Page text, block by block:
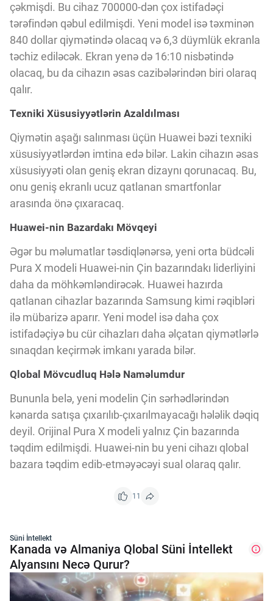
Vizyoner Baxışı
Innovasiya Bələdçisi
Gələcəyin Təhlili
Podkastlar
çəkmişdi. Bu cihaz 700000-dən çox istifadəçi
tərəfindən qəbul edilmişdi. Yeni model isə təxminən
840 dollar qiymətində olacaq və 6,3 düymlük ekranla
təchiz ediləcək. Ekran yenə də 16:10 nisbətində
olacaq, bu da cihazın əsas cazibələrindən biri olaraq
qalır.
Texniki Xüsusiyyətlərin Azaldılması
Qiymətin aşağı salınması üçün Huawei bəzi texniki
xüsusiyyətlərdən imtina edə bilər. Lakin cihazın əsas
xüsusiyyəti olan geniş ekran dizaynı qorunacaq. Bu,
onu geniş ekranlı ucuz qatlanan smartfonlar
arasında önə çıxaracaq.
Huawei-nin Bazardakı Mövqeyi
Əgər bu məlumatlar təsdiqlənərsə, yeni orta büdcəli
Pura X modeli Huawei-nin Çin bazarındakı liderliyini
daha da möhkəmləndirəcək. Huawei hazırda
qatlanan cihazlar bazarında Samsung kimi rəqibləri
ilə mübarizə aparır. Yeni model isə daha çox
istifadəçiyə bu cür cihazları daha əlçatan qiymətlərlə
sınaqdan keçirmək imkanı yarada bilər.
Qlobal Mövcudluq Hələ Naməlumdur
Bununla belə, yeni modelin Çin sərhədlərindən
kənarda satışa çıxarılıb-çıxarılmayacağı hələlik dəqiq
deyil. Orijinal Pura X modeli yalnız Çin bazarında
təqdim edilmişdi. Huawei-nin bu yeni cihazı qlobal
bazara təqdim edib-etməyəcəyi sual olaraq qalır.
11
Süni İntellekt
Kanada və Almaniya Qlobal Süni İntellekt
Alyansını Necə Qurur?